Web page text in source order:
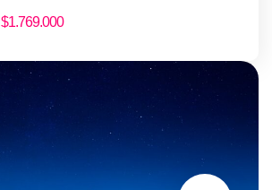
$1.769.000